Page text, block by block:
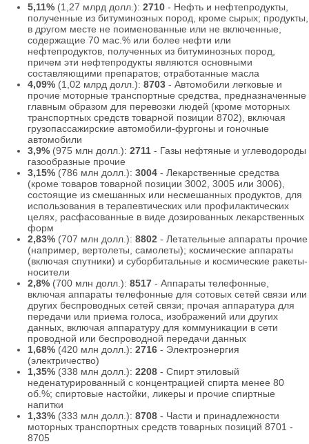
5,11% (1,27 млрд долл.): 2710 - Нефть и нефтепродукты,
полученные из битуминозных пород, кроме сырых; продукты,
в другом месте не поименованные или не включенные,
содержащие 70 мас.% или более нефти или
нефтепродуктов, полученных из битуминозных пород,
причем эти нефтепродукты являются основными
составляющими препаратов; отработанные масла
4,09% (1,02 млрд долл.): 8703 - Автомобили легковые и
прочие моторные транспортные средства, предназначенные
главным образом для перевозки людей (кроме моторных
транспортных средств товарной позиции 8702), включая
грузопассажирские автомобили-фургоны и гоночные
автомобили
3,9% (975 млн долл.): 2711 - Газы нефтяные и углеводороды
газообразные прочие
3,15% (786 млн долл.): 3004 - Лекарственные средства
(кроме товаров товарной позиции 3002, 3005 или 3006),
состоящие из смешанных или несмешанных продуктов, для
использования в терапевтических или профилактических
целях, расфасованные в виде дозированных лекарственных
форм
2,83% (707 млн долл.): 8802 - Летательные аппараты прочие
(например, вертолеты, самолеты); космические аппараты
(включая спутники) и суборбитальные и космические ракеты-
носители
2,8% (700 млн долл.): 8517 - Аппараты телефонные,
включая аппараты телефонные для сотовых сетей связи или
других беспроводных сетей связи; прочая аппаратура для
передачи или приема голоса, изображений или других
данных, включая аппаратуру для коммуникации в сети
проводной или беспроводной передачи данных
1,68% (420 млн долл.): 2716 - Электроэнергия
(электричество)
1,35% (338 млн долл.): 2208 - Спирт этиловый
неденатурированный с концентрацией спирта менее 80
об.%; спиртовые настойки, ликеры и прочие спиртные
напитки
1,33% (333 млн долл.): 8708 - Части и принадлежности
моторных транспортных средств товарных позиций 8701 -
8705